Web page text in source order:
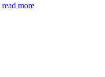
read more